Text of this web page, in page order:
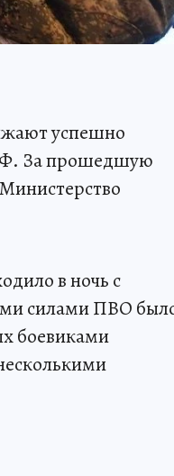
успешно
За прошедшую
в ночь с
силами ПВО
боевиками